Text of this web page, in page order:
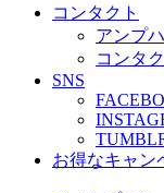
コンタクト
アンプ
コンタ
SNS
お得なキャン